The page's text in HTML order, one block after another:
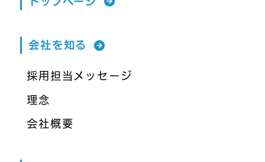
会社を知る
採用担当メッセージ
理念
会社概要